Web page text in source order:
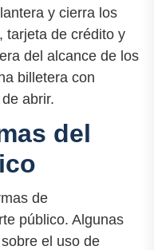
y cierra los
tarjeta de crédito y
del alcance de los
billetera con
abrir.
del
de
público. Algunas
el uso de